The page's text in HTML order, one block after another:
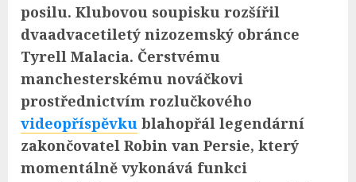
posilu. Klubovou soupisku rozšířil
dvaadvacetiletý nizozemský obránce
Tyrell Malacia. Čerstvému
manchesterskému nováčkovi
prostřednictvím rozlučkového
videopříspěvku blahopřál legendární
zakončovatel Robin van Persie, který
momentálně vykonává funkci